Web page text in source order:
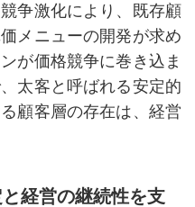
争激化により、既存顧
メニューの開発が求め
が価格競争に巻き込ま
太客と呼ばれる安定的
顧客層の存在は、経営
経営の継続性を支